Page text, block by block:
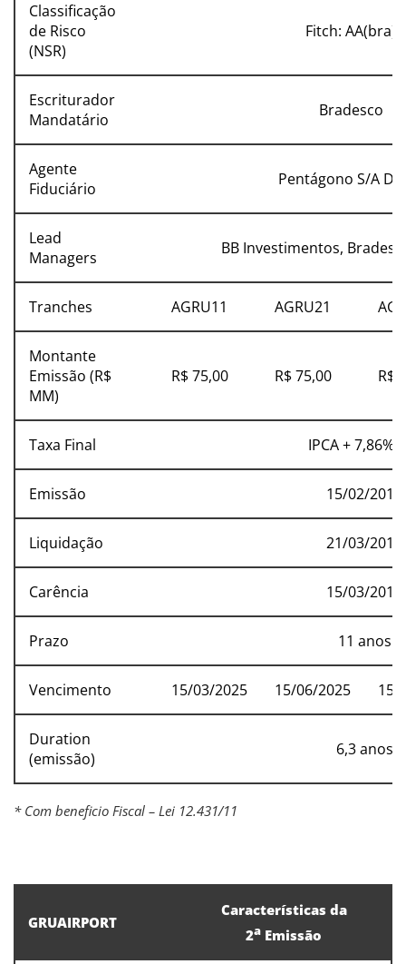
Classificação
de Risco
(NSR)
Fitch: AA(bra)
Escriturador
Mandatário
Bradesco
Agente
Fiduciário
Pentágono S/A
Lead
Managers
BB Investimentos,
Tranches AGRU11 AGRU21
Montante
Emissão (R$
MM)
R$ 75,00 R$ 75,00 R$
Taxa Final IPCA + 7,86%
Emissão 15/02/2014
Liquidação 21/03/2014
Carência 15/03/2017
Prazo 11 anos
Vencimento 15/03/2025 15/06/2025 15/
Duration
(emissão)
6,3 anos
* Com beneficio Fiscal – Lei 12.431/11
GRUAIRPORT
Características da
2a Emissão